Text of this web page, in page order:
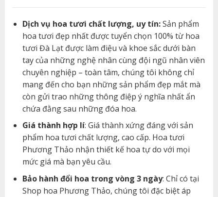
Dịch vụ hoa tươi chất lượng, uy tín:Sản phẩm
hoa tươi đẹp nhất được tuyển chọn 100% từ hoa
tươi Đà Lạt được làm điệu và khoe sắc dưới bàn
tay của những nghệ nhân cùng đội ngũ nhân viên
chuyên nghiệp – toàn tâm, chúng tôi không chỉ
mang đến cho bạn những sản phẩm đẹp mắt mà
còn gửi trao những thông điệp ý nghĩa nhất ẩn
chứa đằng sau những đóa hoa.
Giá thành hợp lí: Giá thành xứng đáng với sản
phẩm hoa tươi chất lượng, cao cấp. Hoa tươi
Phương Thảo nhận thiết kế hoa tự do với mọi
mức giá mà bạn yêu cầu.
Bảo hành đổi hoa trong vòng 3 ngày: Chỉ có tại
Shop hoa Phương Thảo, chúng tôi đặc biệt áp